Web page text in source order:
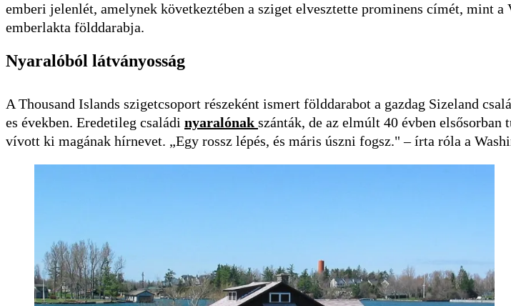
emberi jelenlét, amelynek következtében a sziget elvesztette prominens címét, mint a
emberlakta földdarabja.
Nyaralóból látványosság
A Thousand Islands szigetcsoport részeként ismert földdarabot a gazdag Sizeland
es években. Eredetileg családi nyaralónak szánták, de az elmúlt 40 évben elsősorban
vívott ki magának hírnevet. „Egy rossz lépés, és máris úszni fogsz." – írta róla a